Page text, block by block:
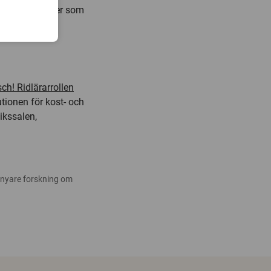
färdigheter som
Ridlärarrollen
för kost- och
forskning om